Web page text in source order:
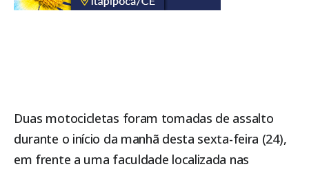
Duas motocicletas foram tomadas de assalto
durante o início da manhã desta sexta-feira (24),
em frente a uma faculdade localizada nas